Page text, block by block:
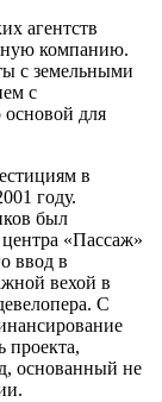
агентств
компанию.
с земельными
с
основой для
в
году.
был
центра «Пассаж»
ввод в
вехой в
С
проекта,
основанный не